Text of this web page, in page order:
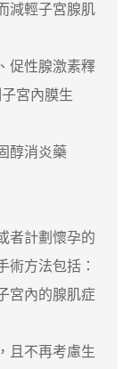
減輕子宮腺肌
性腺激素釋
宮內膜生
醇消炎藥
計劃懷孕的
術方法包括：
內的腺肌症
不再考慮生